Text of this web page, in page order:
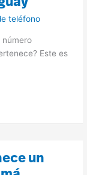
teléfono
número
Este es
un